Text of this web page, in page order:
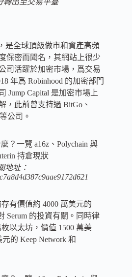
轉出至交易平臺
是全球頂級做市和資產高頻
保密而聞名，其網站上很少
司活躍於加密市場，爲交易
年爲 Robinhood 的加密部門
Jump Capital 是加密市場上
，此前曾支持過 BitGo、
公司。
地址：
有價值約 4000 萬美元的
Serum 的投資有關。同時律
以太坊，價值 1500 萬美
的 Keep Network 和